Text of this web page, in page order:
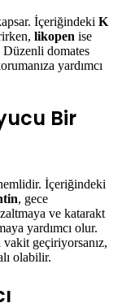
İçeriğindeki K
likopen ise
Düzenli domates
yardımcı
Bir
İçeriğindeki
, gece
ve katarakt
yardımcı olur.
geçiriyorsanız,
olabilir.